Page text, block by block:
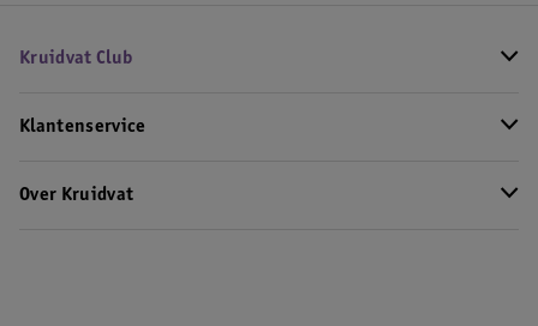
Kruidvat Club
Klantenservice
Over Kruidvat